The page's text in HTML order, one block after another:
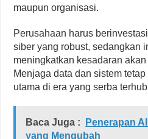
maupun organisasi.
Perusahaan harus
siber yang robust, sedangkan
meningkatkan kesadaran
Menjaga data dan sistem
utama di era yang serba
Baca Juga :
Penerapan
yang Mengubah